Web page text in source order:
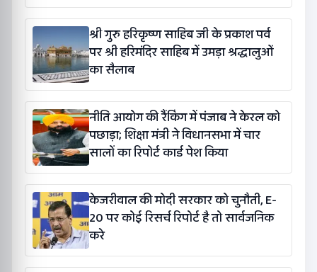
श्री गुरु हरिकृष्ण साहिब जी के प्रकाश पर्व
पर श्री हरिमंदिर साहिब में उमड़ा श्रद्धालुओं
का सैलाब
नीति आयोग की रैंकिंग में पंजाब ने केरल को
पछाड़ा; शिक्षा मंत्री ने विधानसभा में चार
सालों का रिपोर्ट कार्ड पेश किया
केजरीवाल की मोदी सरकार को चुनौती, E-
20 पर कोई रिसर्च रिपोर्ट है तो सार्वजनिक
करे